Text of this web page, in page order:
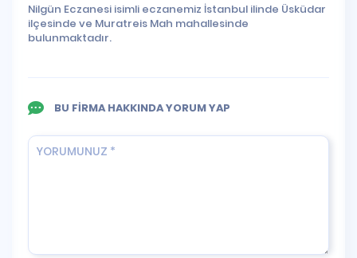
Nilgün Eczanesi isimli eczanemiz İstanbul ilinde Üsküdar
ilçesinde ve Muratreis Mah mahallesinde
bulunmaktadır.
BU FİRMA HAKKINDA YORUM YAP